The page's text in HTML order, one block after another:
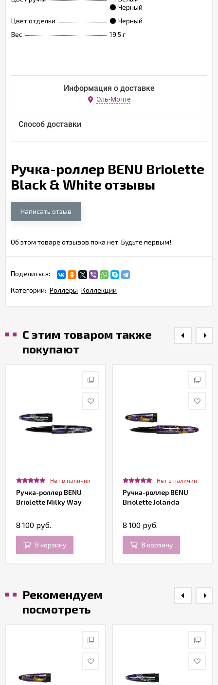
Черный
Цвет отделки
Черный
Вес
19.5 г
Информация о доставке
Эль-Монте
Способ доставки
Ручка-роллер BENU Briolette
Black & White отзывы
Написать отзыв
Об этом товаре отзывов пока нет. Будьте первым!
Поделиться:
Категории: Роллеры Коллекции
С этим товаром также
покупают
Нет в наличии
Ручка-роллер BENU
Briolette Milky Way
8 100 руб.
В корзину
Нет в наличии
Ручка-роллер BENU
Briolette Jolanda
8 100 руб.
В корзину
Рекомендуем
посмотреть